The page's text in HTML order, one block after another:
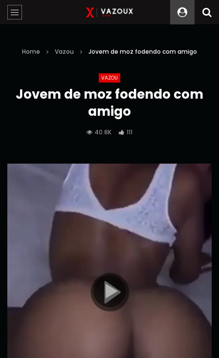
Home Vazou Jovem de moz fodendo com amigo
VAZOU
Jovem de moz fodendo com
amigo
40.8K 111